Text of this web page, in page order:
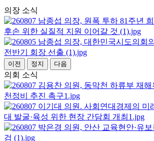
의장 소식
이전 정지 다음
의회 소식